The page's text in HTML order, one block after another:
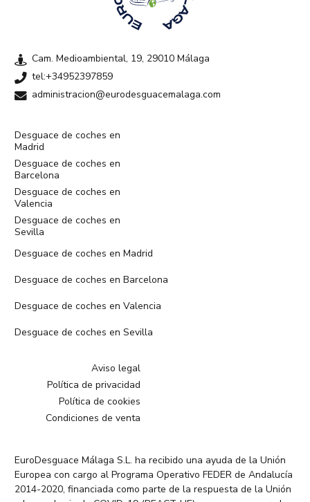
Cam. Medioambiental, 19, 29010 Málaga
tel:+34952397859
administracion@eurodesguacemalaga.com
Desguace de coches en
Madrid
Desguace de coches en
Barcelona
Desguace de coches en
Valencia
Desguace de coches en
Sevilla
Desguace de coches en Madrid
Desguace de coches en Barcelona
Desguace de coches en Valencia
Desguace de coches en Sevilla
Aviso legal
Política de privacidad
Política de cookies
Condiciones de venta
EuroDesguace Málaga S.L. ha recibido una ayuda de la Unión
Europea con cargo al Programa Operativo FEDER de Andalucía
2014-2020, financiada como parte de la respuesta de la Unión